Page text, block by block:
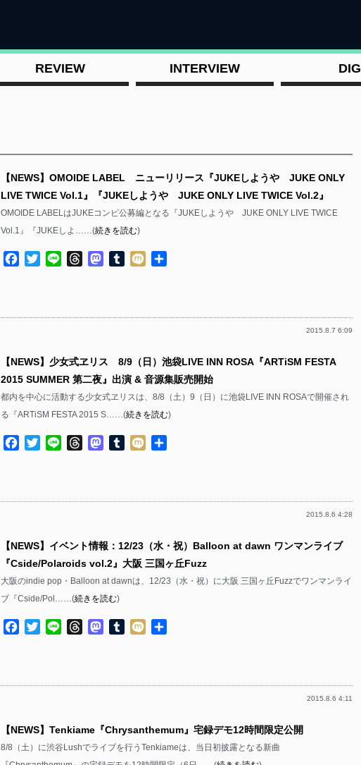
REVIEW INTERVIEW DIG
【NEWS】OMOIDE LABEL ニューリリース『JUKEしようや JUKE ONLY
LIVE TWICE Vol.1』『JUKEしようや JUKE ONLY LIVE TWICE Vol.2』
OMOIDE LABELはJUKEコンピ公募編となる『JUKEしようや JUKE ONLY LIVE TWICE
Vol.1』『JUKEしよ……(続きを読む)
Facebook
TwitterLine ThreadsMastodon
TumblrMixi
2015.8.7 6:09
【NEWS】少女式ヱリス 8/9（日）池袋LIVE INN ROSA『ARTiSM FESTA
2015 SUMMER 第二夜』出演 & 音源集販売開始
都内を中心に活動する少女式ヱリスは、8/8（土）9（日）に池袋LIVE INN ROSAで開催され
る『ARTiSM FESTA 2015 S……(続きを読む)
Facebook
TwitterLine ThreadsMastodon
TumblrMixi
2015.8.6 4:28
【NEWS】イベント情報：12/23（水・祝）Balloon at dawn ワンマンライブ
『Cside/Polaroids vol.2』大阪 三国ヶ丘Fuzz
大阪のindie pop・Balloon at dawnは、12/23（水・祝）に大阪 三国ヶ丘Fuzzでワンマンライ
ブ『Cside/Pol……(続きを読む)
Facebook
TwitterLine ThreadsMastodon
TumblrMixi
2015.8.6 4:11
【NEWS】Tenkiame『Chrysanthemum』宅録デモ12時間限定公開
8/8（土）に渋谷Lushでライブを行うTenkiameは、当日初披露となる新曲